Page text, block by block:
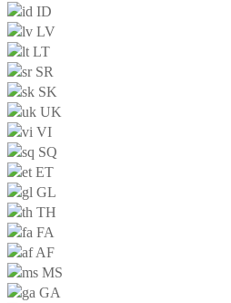
ID
LV
LT
SR
SK
UK
VI
SQ
ET
GL
TH
FA
AF
MS
GA